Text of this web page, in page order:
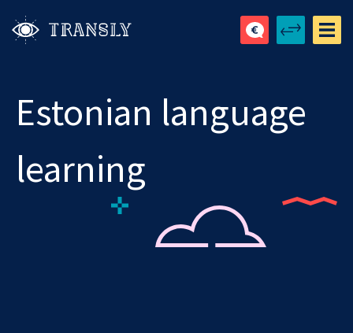
Estonian language
learning